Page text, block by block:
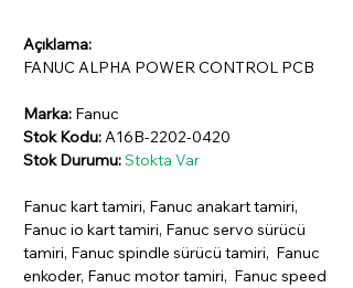
Açıklama:
FANUC ALPHA POWER CONTROL PCB
Marka: Fanuc
Stok Kodu:A16B-2202-0420
Stok Durumu:Stokta Var
Fanuc kart tamiri, Fanuc anakart tamiri,
Fanuc io kart tamiri, Fanuc servo sürücü
tamiri, Fanuc spindle sürücü tamiri, Fanuc
enkoder, Fanuc motor tamiri, Fanuc speed